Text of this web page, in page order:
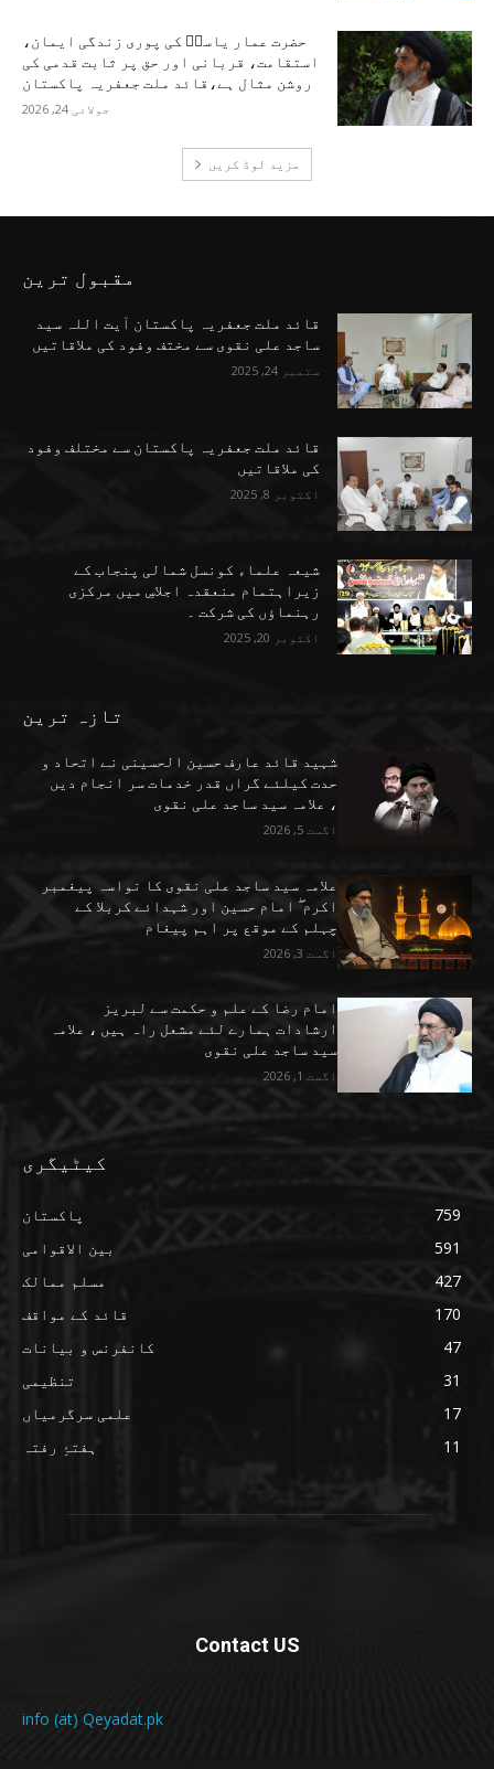
حضرت عمار یاسرؑ کی پوری زندگی ایمان،
استقامت، قربانی اور حق پر ثابت قدمی کی
روشن مثال ہے،قائد ملت جعفریہ پاکستان
جولائی 24, 2026
مزید لوڈ کریں
مقبول ترین
قائد ملت جعفریہ پاکستان آیت اللہ سید
ساجد علی نقوی سے مختف وفود کی ملاقاتیں
ستمبر 24, 2025
قائد ملت جعفریہ پاکستان سے مختلف وفود
کی ملاقاتیں
اکتوبر 8, 2025
شیعہ علماء کونسل شمالی پنجاب کے
زیراہتمام منعقدہ اجلاسِ میں مرکزی
رہنماؤں کی شرکت ۔
اکتوبر 20, 2025
تازہ ترین
شہید قائد عارف حسین الحسینی نے اتحاد و
حدت کیلئے گراں قدر خدمات سر انجام دیں
، علامہ سید ساجد علی نقوی
اگست 5, 2026
علامہ سید ساجد علی نقوی کا نواسہ پیغمبر
اکرم ۖ امام حسین اور شہدائے کربلا کے
چہلم کے موقع پر اہم پیغام
اگست 3, 2026
امام رضا کے علم و حکمت سے لبریز
ارشادات ہمارے لئے مشعل راہ ہیں ، علامہ
سید ساجد علی نقوی
اگست 1, 2026
کیٹیگری
پاکستان
759
بین الاقوامی
591
مسلم ممالک
427
قائد کے مواقف
170
کانفرنس و بیانات
47
تنظیمی
31
علمی سرگرمیاں
17
ہفتۂِ رفتہ
11
Contact US
info (at) Qeyadat.pk